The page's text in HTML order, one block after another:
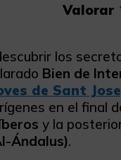
Valorar
los
Bien de
de Sant
en el final
y la
Ándalus).